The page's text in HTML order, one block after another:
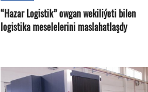
“Hazar Logistik” owgan wekiliýeti bilen
logistika meselelerini maslahatlaşdy